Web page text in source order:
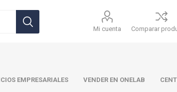
Mi cuenta Comparar
EMPRESARIALES VENDER EN ONELAB